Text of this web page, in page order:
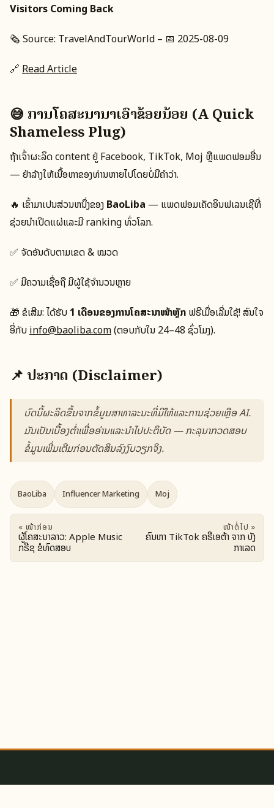
Visitors Coming Back
🗞️ Source: TravelAndTourWorld – 📅 2025-08-09
🔗Read Article
😅 ການໂຄສະນານໍາເອົາຂ້ອຍນ້ອຍ (A Quick
Shameless Plug)
ຖ້າເຈົ້າຜະລິດ content ຢູ່ Facebook, TikTok, Moj ຫຼືແພດຟອມອື່ນ
— ຢ່າລ້າງໃຫ້ເນື້ອຫາຂອງທ່ານຫາຍໄປໂດຍບໍ່ມີຄຳວ່າ.
🔥 ເຂົ້າມາເປັນສ່ວນຫນຶ່ງຂອງBaoLiba — ແພດຟອມເຄັດອິນຟເລນເຊີທີ່
ຊ່ວຍນຳເປີດແຜ່ແລະມີ ranking ທົ່ວໂລກ.
✅ ຈັດອັນດັບຕາມເຂດ & ໝວດ
✅ ມີຄວາມເຊື່ອຖື ມີຜູ້ໃຊ້ຈໍານວນຫຼາຍ
🎁 ຂໍເສີມ: ໄດ້ຮັບ1 ເດືອນຂອງການໂຄສະນາໜ້າຫຼັກຟຣີເມື່ອເລີ່ມໃຊ້! ສົນໃຈ
ອີ່ກັບinfo@baoliba.com(ຕອບກັບໃນ 24–48 ຊົ່ວໂມງ).
📌 ປະກາດ (Disclaimer)
ບົດນີ້ຜະລິດຂື້ນຈາກຂໍ້ມູນສາທາລະນະທີ່ມີໃຫ້ແລະການຊ່ວຍເຫຼືອ AI.
ມັນເປັນເບື້ອງຕໍ່າເພື່ອອ່ານແລະນໍາໄປປະຕິບັດ — ກະລຸນາກວດສອບ
ຂໍ້ມູນເພີ່ມເຕີມກ່ອນຕັດສິນລົງງົບວຽກຈິງ.
BaoLiba Influencer Marketing Moj
« ໜ້າກ່ອນ
ຜູ້ໂຄສະນາລາວ: Apple Music
ກຣີຊ ຂໍທົດສອບ
ໜ້າຕໍ່ໄປ »
ຄົ້ນຫາ TikTok ຄຣີເອຕ້າ ຈາກ ບັງ
ກາເລດ